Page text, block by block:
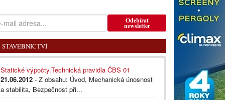
Odebírat
newsletter
STAVEBNICTVÍ
Statické výpočty.Technická pravidla ČBS 01
21.06.2012 - Z obsahu: Úvod, Mechanická únosnost
a stabilita, Bezpečnost při...